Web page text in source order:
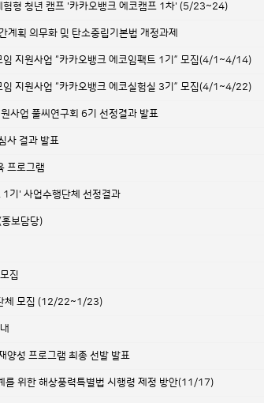
험형 청년 캠프 '카카오뱅크 에코캠프 1차' (5/23~24)
계획 의무화 및 탄소중립기본법 개정과제
임 지원사업 “카카오뱅크 에코임팩트 1기” 모집(4/1~4/14)
임 지원사업 “카카오뱅크 에코실험실 3기” 모집(4/1~4/22)
사업 풀씨연구회 6기 선정결과 발표
사 결과 발표
프로그램
1기' 사업수행단체 선정결과
보담당)
집
체 모집 (12/22~1/23)
양성 프로그램 최종 선발 발표
를 위한 해상풍력특별법 시행령 제정 방안(11/17)